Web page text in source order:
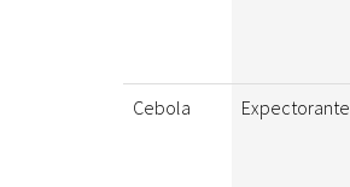
Cebola Expectorante